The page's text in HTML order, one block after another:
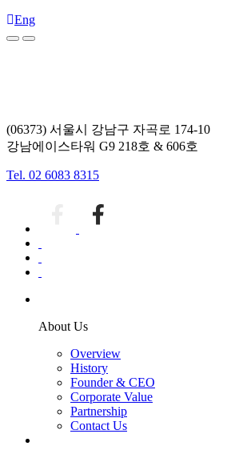
Eng
(06373) 서울시 강남구 자곡로 174-10
강남에이스타워 G9 218호 & 606호
Tel. 02 6083 8315
About Us
Overview
History
Founder & CEO
Corporate Value
Partnership
Contact Us